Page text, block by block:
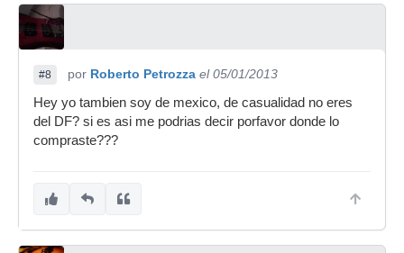
#8 por Roberto Petrozza el 05/01/2013
Hey yo tambien soy de mexico, de casualidad no eres
del DF? si es asi me podrias decir porfavor donde lo
compraste???